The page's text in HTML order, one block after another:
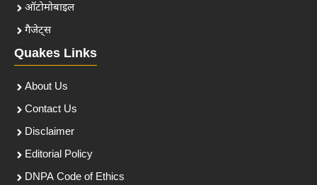
ऑटोमोबाइल
गैजेट्स
Quakes Links
About Us
Contact Us
Disclaimer
Editorial Policy
DNPA Code of Ethics